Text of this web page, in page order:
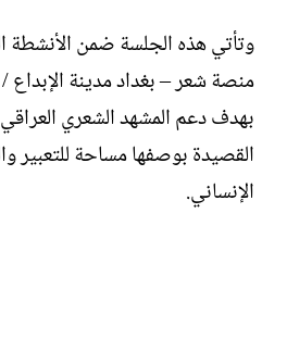
وتأتي هذه الجلسة ضمن الأنشطة
منصة شعر – بغداد مدينة الإبداع
بهدف دعم المشهد الشعري
القصيدة بوصفها مساحة للتعبير
الإنساني.